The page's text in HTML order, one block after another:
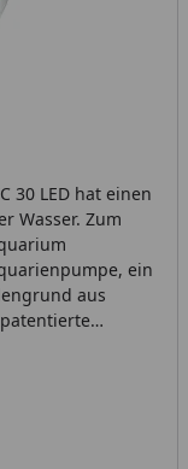
30 LED hat einen
Wasser. Zum
ein
aus
des Aquariums